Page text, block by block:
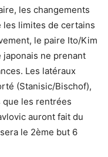
les changements
les limites de certains
le paire Ito/Kim
japonais ne prenant
Les latéraux
(Stanisic/Bischof),
que les rentrées
auront fait du
le 2ème but 6